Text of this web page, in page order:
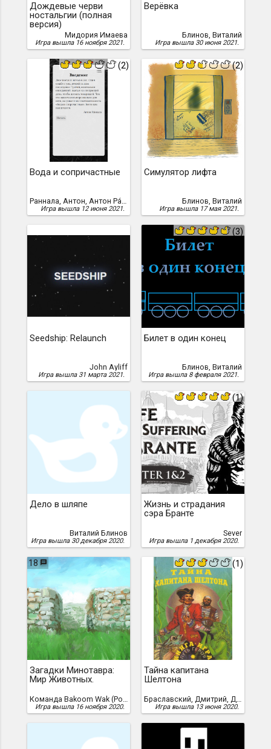
Дождевые черви
ностальгии (полная
версия)
Мидория Имаева
Игра вышла 16 ноября 2021.
Верёвка
Блинов, Виталий
Игра вышла 30 июня 2021.
(2)
Вода и сопричастные
Раннала, Антон, Антон Ра́ннала
Игра вышла 12 июня 2021.
(2)
Симулятор лифта
Блинов, Виталий
Игра вышла 17 мая 2021.
Seedship: Relaunch
John Ayliff
Игра вышла 31 марта 2021.
(3)
Билет в один конец
Блинов, Виталий
Игра вышла 8 февраля 2021.
Дело в шляпе
Виталий Блинов
Игра вышла 30 декабря 2020.
(1)
Жизнь и страдания
сэра Бранте
Sever
Игра вышла 1 декабря 2020.
18
Загадки Минотавра:
Мир Животных.
Команда Bakoom Wak (Роман Сергеев, Михаил Ильин, Александр Ильин), КОМАНДА BAKOOM WAK (Роман Сергеев, Михаил Ильин, Александр Ильин)
Игра вышла 16 ноября 2020.
(1)
Тайна капитана
Шелтона
Браславский, Дмитрий, Д. Браславский
Игра вышла 13 июня 2020.